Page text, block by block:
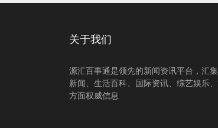
关于我们
源汇百事通是领先的新闻资讯平台，汇
新闻、生活百科、国际资讯、综艺娱乐
方面权威信息